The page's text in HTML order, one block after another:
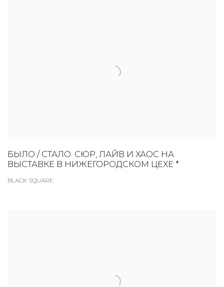
БЫЛО / СТАЛО. СЮР, ЛАЙВ И ХАОС НА
ВЫСТАВКЕ В НИЖЕГОРОДСКОМ ЦЕХЕ *
BLACK SQUARE